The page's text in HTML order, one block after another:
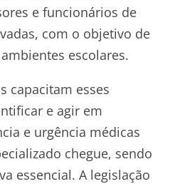
e funcionários de
com o objetivo de
escolares.
capacitam esses
e agir em
e urgência médicas
chegue, sendo
essencial. A legislação